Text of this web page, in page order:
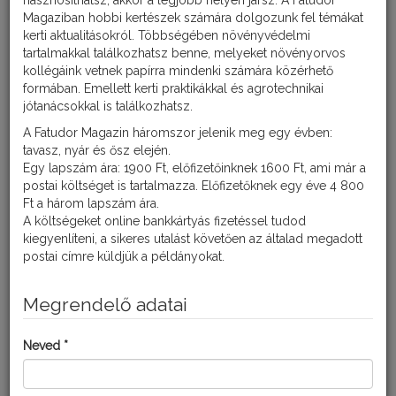
A LASER DUPLO
ALKALMAZÁSA
Virágzó kultúrákban vagy mézharmat és virágzó
gyomnövények jelenléte esetén, illetve ha a területet
bármely okból a méhek látogatják, kizárólag méhkímélő
technológiával juttatható ki.
Burgonyabogárellen 2 ml/10 liter víz dózissal és 14 nap
egészségügyi várakozási idővel javasolt a kijuttatása.
dózissal és 30 nap egészségügyi várakozási idővel javasolt
a kijuttatása. Ebben az esetben rajzást megelőzően
így lehet hatékonyan időzíteni a kezeléseket.
Magaziban hobbi kertészek számára dolgozunk fel témákat
kerti aktualitásokról. Többségében növényvédelmi
tartalmakkal találkozhatsz benne, melyeket növényorvos
kollégáink vetnek papírra mindenki számára közérhető
formában. Emellett kerti praktikákkal és agrotechnikai
jótanácsokkal is találkozhatsz.
A Fatudor Magazin háromszor jelenik meg egy évben:
tavasz, nyár és ősz elején.
Egy lapszám ára: 1900 Ft, előfizetőinknek 1600 Ft, ami már a
postai költséget is tartalmazza. Előfizetőknek egy éve 4 800
Ft a három lapszám ára.
A költségeket online bankkártyás fizetéssel tudod
kiegyenlíteni, a sikeres utalást követően az általad megadott
postai címre küldjük a példányokat.
Megrendelő adatai
Neved *